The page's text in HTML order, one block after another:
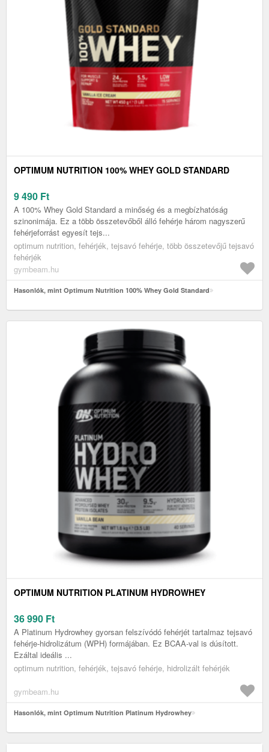
OPTIMUM NUTRITION 100% WHEY GOLD STANDARD
9 490 Ft
A 100% Whey Gold Standard a minőség és a megbízhatóság
szinonimája. Ez a több összetevőből álló fehérje három nagyszerű
fehérjeforrást egyesít tejs...
optimum nutrition, fehérjék, tejsavó fehérje, több összetevőjű tejsavó
fehérjék
gymbeam.hu
Hasonlók, mint Optimum Nutrition 100% Whey Gold Standard
OPTIMUM NUTRITION PLATINUM HYDROWHEY
36 990 Ft
A Platinum Hydrowhey gyorsan felszívódó fehérjét tartalmaz tejsavó
fehérje-hidrolizátum (WPH) formájában. Ez BCAA-val is dúsított.
Ezáltal ideális ...
optimum nutrition, fehérjék, tejsavó fehérje, hidrolizált fehérjék
gymbeam.hu
Hasonlók, mint Optimum Nutrition Platinum Hydrowhey